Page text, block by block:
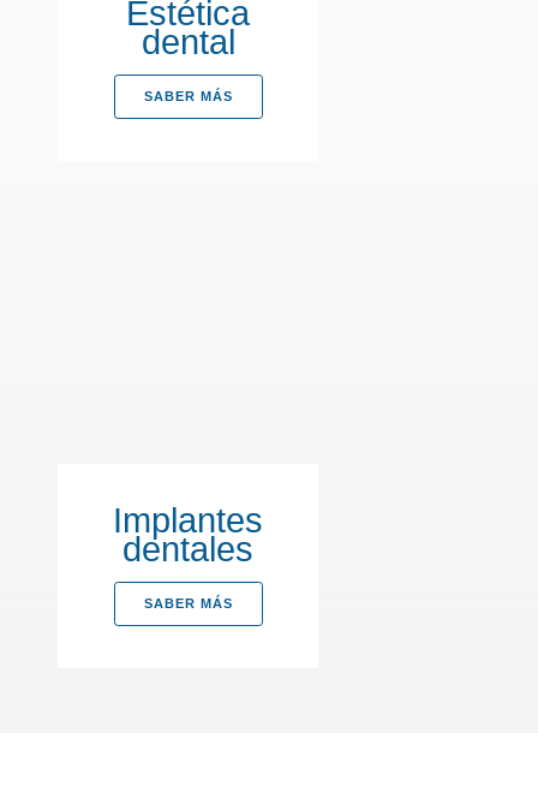
Estética
dental
SABER MÁS
Implantes
dentales
SABER MÁS